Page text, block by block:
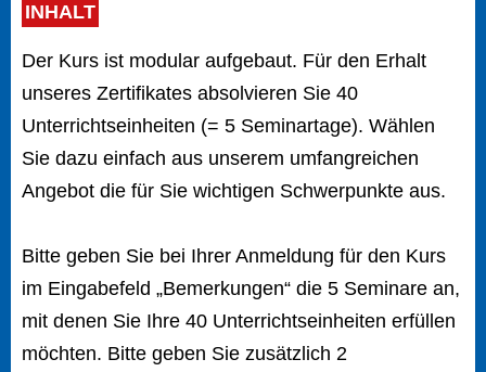
INHALT
Der Kurs ist modular aufgebaut. Für den Erhalt
unseres Zertifikates absolvieren Sie 40
Unterrichtseinheiten (= 5 Seminartage). Wählen
Sie dazu einfach aus unserem umfangreichen
Angebot die für Sie wichtigen Schwerpunkte aus.
Bitte geben Sie bei Ihrer Anmeldung für den Kurs
im Eingabefeld „Bemerkungen“ die 5 Seminare an,
mit denen Sie Ihre 40 Unterrichtseinheiten erfüllen
möchten. Bitte geben Sie zusätzlich 2